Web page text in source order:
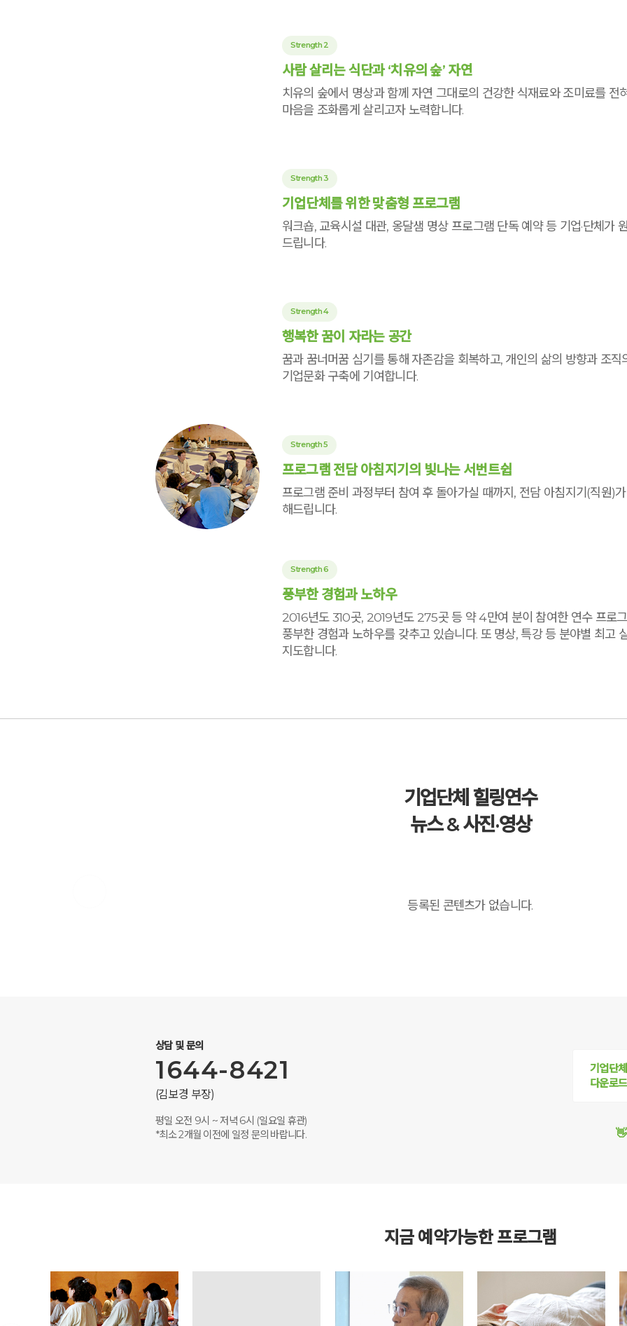
Strength 2
사람 살리는 식단과 ‘치유의 숲’ 자연
치유의 숲에서 명상과 함께 자연 그대로의 건강한 식재료와 조미료를 전
마음을 조화롭게 살리고자 노력합니다.
Strength 3
기업단체를 위한 맞춤형 프로그램
워크숍, 교육시설 대관, 옹달샘 명상 프로그램 단독 예약 등 기업·단체가
드립니다.
Strength 4
행복한 꿈이 자라는 공간
꿈과 꿈너머꿈 심기를 통해 자존감을 회복하고, 개인의 삶의 방향과 조
기업문화 구축에 기여합니다.
Strength 5
프로그램 전담 아침지기의 빛나는 서번트쉽
프로그램 준비 과정부터 참여 후 돌아가실 때까지, 전담 아침지기(직원)
해드립니다.
Strength 6
풍부한 경험과 노하우
2016년도 310곳, 2019년도 275곳 등 약 4만여 분이 참여한 연수 프로
풍부한 경험과 노하우를 갖추고 있습니다. 또 명상, 특강 등 분야별 최고
지도합니다.
기업단체 힐링연수
뉴스 & 사진·영상
등록된 콘텐츠가 없습니다.
상담 및 문의
1644-8421
(김보경 부장)
평일 오전 9시 ~ 저녁 6시 (일요일 휴관)
*최소 2개월 이전에 일정 문의 바랍니다.
기업단
다운로드
지금 예약가능한 프로그램